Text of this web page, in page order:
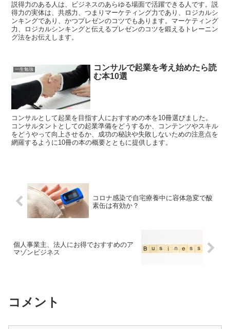
説得力のある人は、ビジネスのあらゆる場面で活躍できる人です。説
得力の実体は、共感力、つまりマーケティング力であり、ロジカルシ
ンキングであり、かつプレゼンのコツでもあります。マーケティング
力、ロジカルシンキングと伝えるプレゼンのコツを鍛えるトレーニン
グ法をお伝えします。
一生勉強
コンサルで起業を考え始めたら読
む本10選
コンサルとして起業を目指す人におすすめの本を10冊選びました。
コンサルタントとしての起業準備をどうするか、コンテンツやスキル
をどうやって向上させるか、成功の秘訣や失敗しないための注意点を
網羅するように10冊の本の概要とともに提供します。
コロナ感染で自宅療養中に容体急変で酸
素缶は有効か？
個人事業主、法人にお得でおすすめのア
マゾンビジネス
コメント